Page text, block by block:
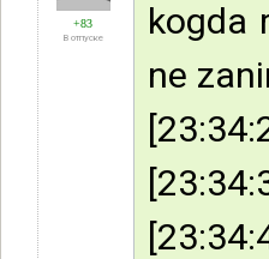
+83
В отпуске
kogda
ne